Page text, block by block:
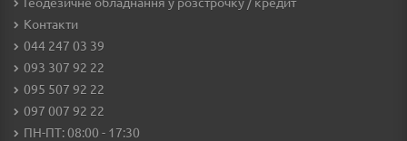
Контакти
044 247 03 39
093 307 92 22
095 507 92 22
097 007 92 22
ПН-ПТ: 08:00 - 17:30